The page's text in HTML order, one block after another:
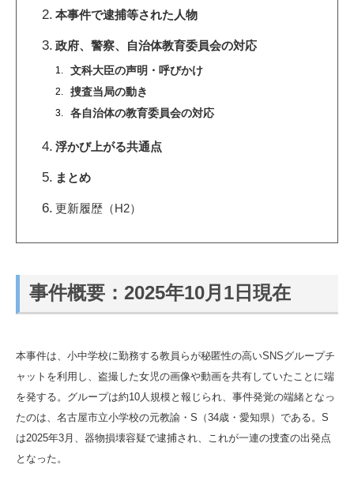
本事件で逮捕等された人物
政府、警察、自治体教育委員会の対応
文科大臣の声明・呼びかけ
捜査当局の動き
各自治体の教育委員会の対応
浮かび上がる共通点
まとめ
更新履歴（H2）
事件概要： 2025年10月1日現在
本事件は、小中学校に勤務する教員らが秘匿性の高いSNSグループチ
ャットを利用し、盗撮した女児の画像や動画を共有していたことに端
を発する。グループは約10人規模と報じられ、事件発覚の端緒となっ
たのは、名古屋市立小学校の元教諭・S（34歳・愛知県）である。S
は2025年3月、器物損壊容疑で逮捕され、これが一連の捜査の出発点
となった。